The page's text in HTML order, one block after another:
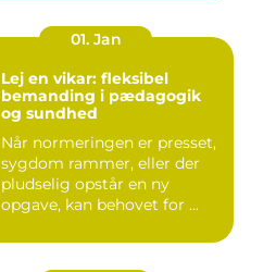
01. Jan
Lej en vikar: fleksibel
bemanding i pædagogik
og sundhed
Når normeringen er presset,
sygdom rammer, eller der
pludselig opstår en ny
opgave, kan behovet for ...